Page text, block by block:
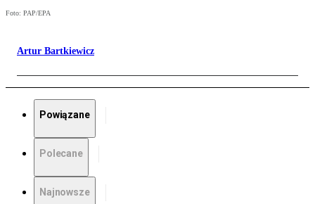
Foto: PAP/EPA
Artur Bartkiewicz
Powiązane
Polecane
Najnowsze